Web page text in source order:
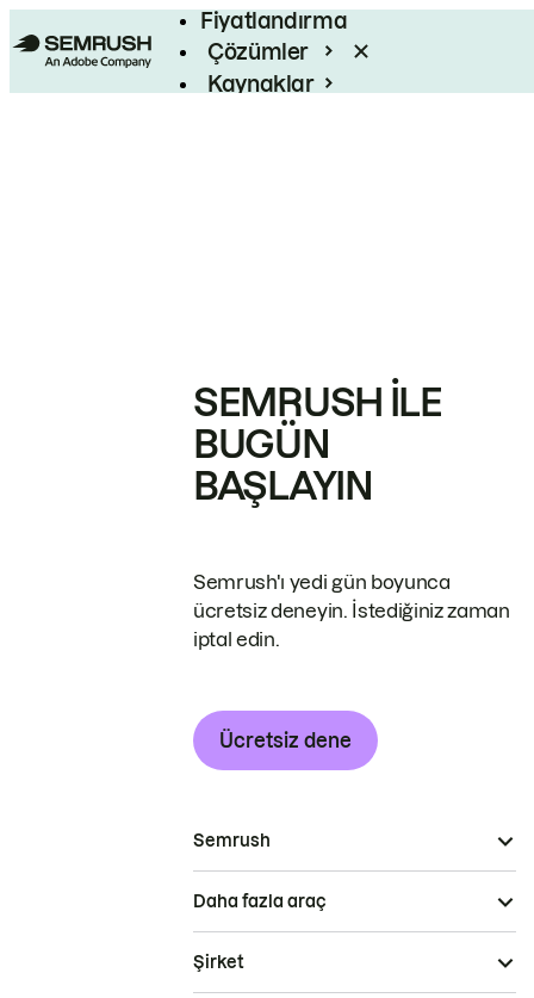
Fiyatlandırma
Çözümler
Kaynaklar
SEMRUSH ILE
BUGÜN
BAŞLAYIN
Semrush'ı yedi gün boyunca
ücretsiz deneyin. İstediğiniz zaman
iptal edin.
Ücretsiz dene
Semrush
Daha fazla araç
Şirket